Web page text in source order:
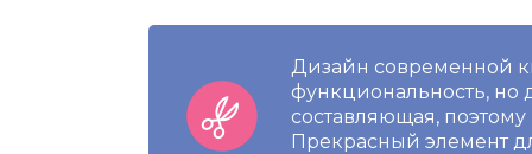
Дизайн современной
функциональность, но
составляющая,
Прекрасный элемент